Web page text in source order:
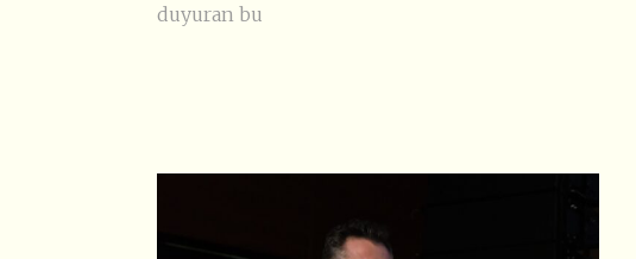
duyuran bu